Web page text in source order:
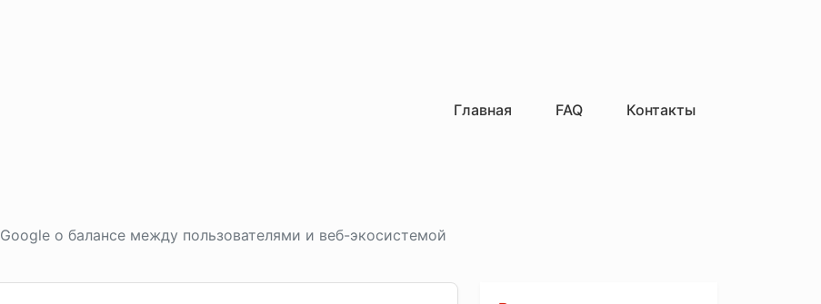
Главная FAQ Контакты
Google о балансе между пользователями и веб-экосистемой